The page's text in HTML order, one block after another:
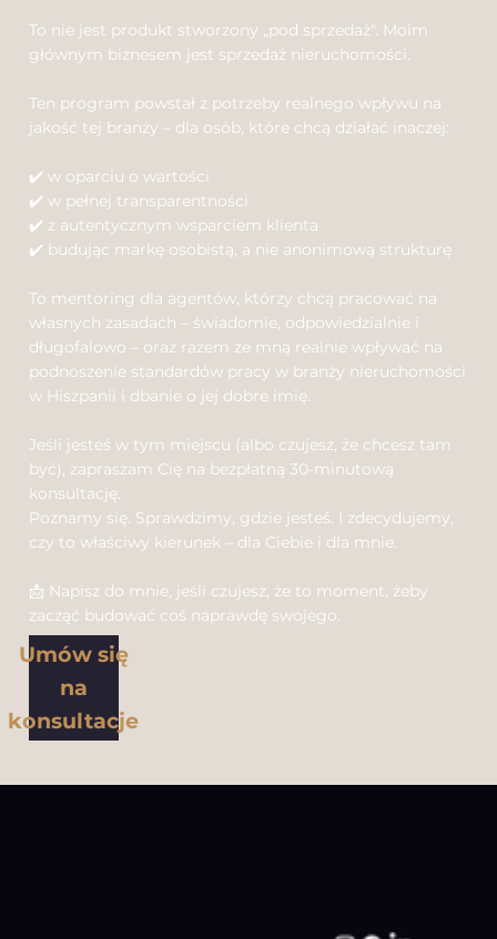
To nie jest produkt stworzony „pod sprzedaż". Moim
głównym biznesem jest sprzedaż nieruchomości.
Ten program powstał z potrzeby realnego wpływu na
jakość tej branży – dla osób, które chcą działać inaczej:
✔️ w oparciu o wartości
✔️ w pełnej transparentności
✔️ z autentycznym wsparciem klienta
✔️ budując markę osobistą, a nie anonimową strukturę
To mentoring dla agentów, którzy chcą pracować na
własnych zasadach – świadomie, odpowiedzialnie i
długofalowo – oraz razem ze mną realnie wpływać na
podnoszenie standardów pracy w branży nieruchomości
w Hiszpanii i dbanie o jej dobre imię.
Jeśli jesteś w tym miejscu (albo czujesz, że chcesz tam
być), zapraszam Cię na bezpłatną 30-minutową
konsultację.
Poznamy się. Sprawdzimy, gdzie jesteś. I zdecydujemy,
czy to właściwy kierunek – dla Ciebie i dla mnie.
📩 Napisz do mnie, jeśli czujesz, że to moment, żeby
zacząć budować coś naprawdę swojego.
Umów się
na
konsultacje